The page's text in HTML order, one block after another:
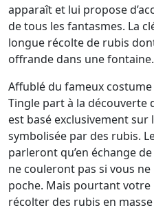
apparaît et lui propose
de tous les fantasmes. La
longue récolte de rubis
offrande dans une fontaine.
Affublé du fameux
Tingle part à la découverte
est basé exclusivement sur
symbolisée par des rubis.
parleront qu’en échange
ne couleront pas si vous
poche. Mais pourtant
récolter des rubis en masse